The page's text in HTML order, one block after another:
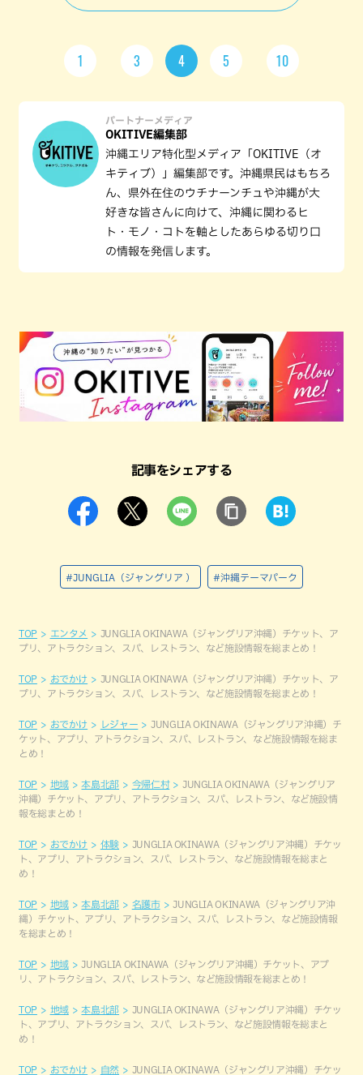
1 3 4 5 10
パートナーメディア
OKITIVE編集部
沖縄エリア特化型メディア「OKITIVE（オ
キティブ）」編集部です。沖縄県民はもちろ
ん、県外在住のウチナーンチュや沖縄が大
好きな皆さんに向けて、沖縄に関わるヒ
ト・モノ・コトを軸としたあらゆる切り口
の情報を発信します。
記事をシェアする
#JUNGLIA（ジャングリア ） #沖縄テーマパーク
TOP エンタメ
JUNGLIA OKINAWA（ジャングリア沖縄）チケット、ア
プリ、アトラクション、スパ、レストラン、など施設情報を総まとめ！
TOP おでかけ
JUNGLIA OKINAWA（ジャングリア沖縄）チケット、ア
プリ、アトラクション、スパ、レストラン、など施設情報を総まとめ！
TOP おでかけ レジャー
JUNGLIA OKINAWA（ジャングリア沖縄）チ
ケット、アプリ、アトラクション、スパ、レストラン、など施設情報を総ま
とめ！
TOP 地域 本島北部 今帰仁村
JUNGLIA OKINAWA（ジャングリア
沖縄）チケット、アプリ、アトラクション、スパ、レストラン、など施設情
報を総まとめ！
TOP おでかけ 体験
JUNGLIA OKINAWA（ジャングリア沖縄）チケッ
ト、アプリ、アトラクション、スパ、レストラン、など施設情報を総まと
め！
TOP 地域 本島北部 名護市
JUNGLIA OKINAWA（ジャングリア沖
縄）チケット、アプリ、アトラクション、スパ、レストラン、など施設情報
を総まとめ！
TOP 地域
JUNGLIA OKINAWA（ジャングリア沖縄）チケット、アプ
リ、アトラクション、スパ、レストラン、など施設情報を総まとめ！
TOP 地域 本島北部
JUNGLIA OKINAWA（ジャングリア沖縄）チケッ
ト、アプリ、アトラクション、スパ、レストラン、など施設情報を総まと
め！
TOP おでかけ 自然
JUNGLIA OKINAWA（ジャングリア沖縄）チケッ